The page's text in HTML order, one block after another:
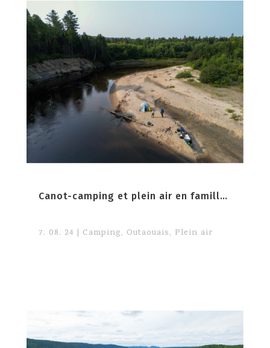
Canot-camping et plein air en famille dans la nature paradisiaque de l’Outaouais
7. 08. 24 | Camping, Outaouais, Plein air